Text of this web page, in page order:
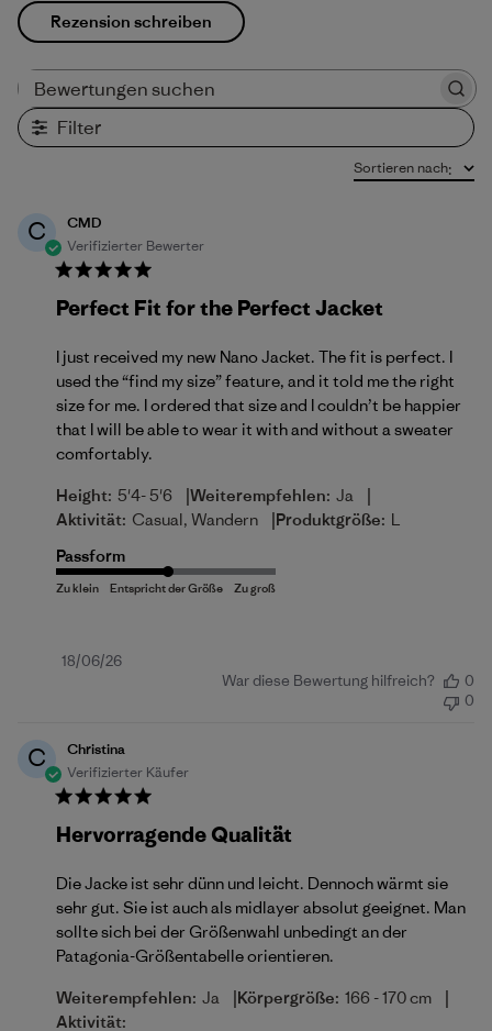
Rezension schreiben
Filter
Sortieren nach:
C
CMD
Verifizierter Bewerter
Perfect Fit for the Perfect Jacket
I just received my new Nano Jacket. The fit is perfect. I
used the “find my size” feature, and it told me the right
size for me. I ordered that size and I couldn’t be happier
that I will be able to wear it with and without a sweater
comfortably.
Height: 5'4- 5'6 |Weiterempfehlen: Ja |
Aktivität: Casual, Wandern |Produktgröße: L
Passform
Veröffentlichungsdatum
18/06/26
War diese Bewertung hilfreich?
0
0
C
Christina
Verifizierter Käufer
Hervorragende Qualität
Die Jacke ist sehr dünn und leicht. Dennoch wärmt sie
sehr gut. Sie ist auch als midlayer absolut geeignet. Man
sollte sich bei der Größenwahl unbedingt an der
Patagonia-Größentabelle orientieren.
Weiterempfehlen: Ja |Körpergröße: 166 - 170 cm |
Aktivität: